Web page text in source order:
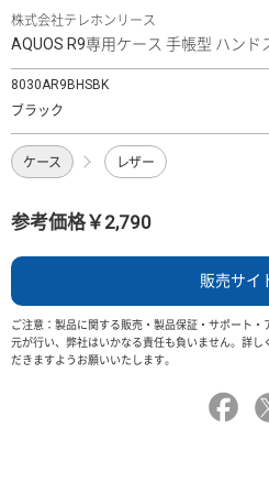
株式会社テレホンリース
AQUOS R9専用ケース 手帳型 ハン
8030AR9BHSBK
ブラック
ケース レザー
参考価格￥2,790
販売サイ
ご注意：製品に関する販売・製品保証・サポート
元が行い、弊社はいかなる責任も負いません。詳
だきますようお願いいたします。